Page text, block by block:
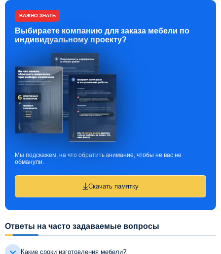
ВАЖНО ЗНАТЬ
Выбираете компанию для заказа мебели по
индивидуальному проекту?
Мы подскажем, на что обратить внимание, чтобы не вас не
обманули.
Скачать памятку
Ответы на часто задаваемые вопросы
Какие сроки изготовления мебели?